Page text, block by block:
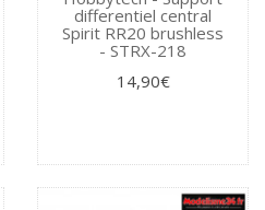
differentiel central
Spirit RR20 brushless
- STRX-218
14,90€